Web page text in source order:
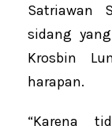
Satriawan
sidang
Krosbin
harapan.
“Karena